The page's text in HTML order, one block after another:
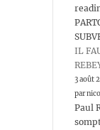
IL
3 août
par
Paul